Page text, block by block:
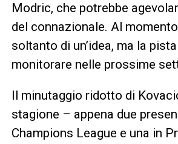
Modric, che potrebbe
del connazionale. Al
soltanto di un’idea, ma la
monitorare nelle prossime
Il minutaggio ridotto di
stagione – appena due
Champions League e una in